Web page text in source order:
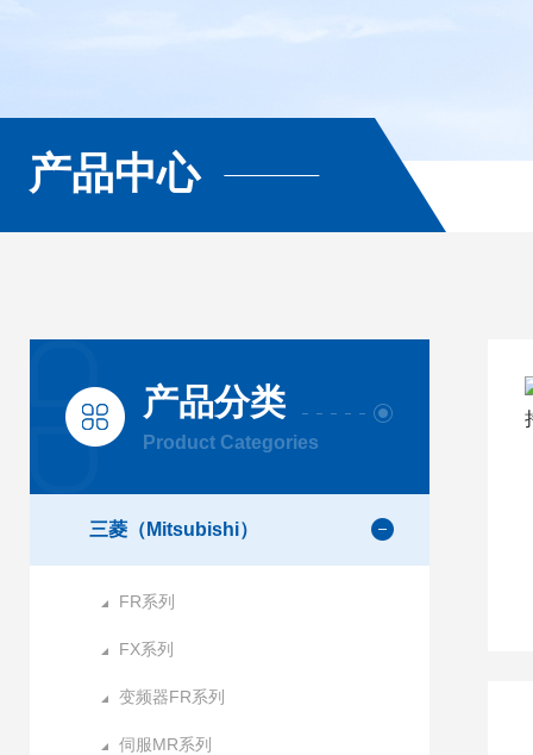
产品中心
产品分类
Product Categories
三菱（Mitsubishi）
FR系列
FX系列
变频器FR系列
伺服MR系列